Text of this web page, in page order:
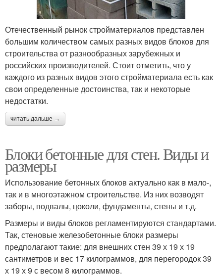
Отечественный рынок стройматериалов представлен
большим количеством самых разных видов блоков для
строительства от разнообразных зарубежных и
российских производителей. Стоит отметить, что у
каждого из разных видов этого стройматериала есть как
свои определенные достоинства, так и некоторые
недостатки.
читать дальше →
Блоки бетонные для стен. Виды и
размеры
Использование бетонных блоков актуально как в мало-,
так и в многоэтажном строительстве. Из них возводят
заборы, подвалы, цоколи, фундаменты, стены и т.д.
Размеры и виды блоков регламентируются стандартами.
Так, стеновые железобетонные блоки размеры
предполагают такие: для внешних стен 39 х 19 х 19
сантиметров и вес 17 килограммов, для перегородок 39
х 19 х 9 с весом 8 килограммов.